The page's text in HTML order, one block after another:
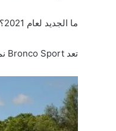
ما الجديد لعام 2021؟
تعد Bronco Sport نموذجًا جديدًا تمامًا يهدف إلى العمل كبديل أصغر لسيارة برونكو الأكبر. يقول فورد أن برونكو سبورت ستضرب الوكلاء أواخر هذا العام.